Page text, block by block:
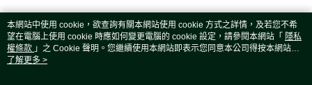
熱門標籤
本網站中使用 cookie，欲查詢有關本網站使用 cookie 方式之詳情，及若您不希
望在電腦上使用 cookie 時應如何變更電腦的 cookie 設定，請參閱本網站「 隱私
權條款 」之 Cookie 聲明。您繼續使用本網站即表示您同意本公司得按本網站使
用條款之 Cookie 聲明使用 cookie。
了解更多 >